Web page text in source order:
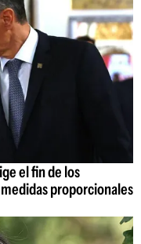
el fin de los
proporcionales